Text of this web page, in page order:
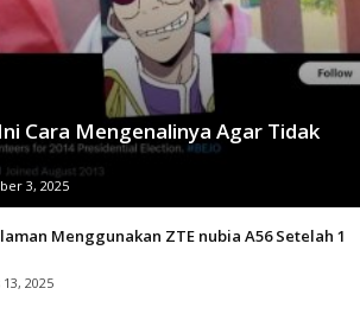
Cara Mengenalinya Agar Tidak
3, 2025
Menggunakan ZTE nubia A56 Setelah 1
2025